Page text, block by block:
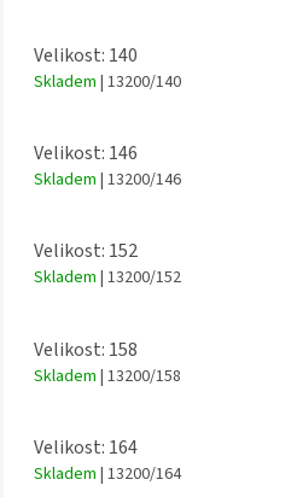
Velikost: 140
Skladem | 13200/140
Velikost: 146
Skladem | 13200/146
Velikost: 152
Skladem | 13200/152
Velikost: 158
Skladem | 13200/158
Velikost: 164
Skladem | 13200/164